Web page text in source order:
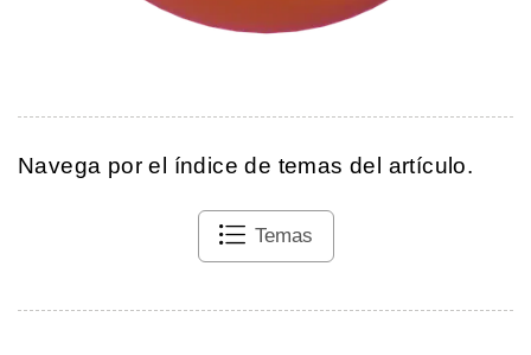
Navega por el índice de temas del artículo.
Temas